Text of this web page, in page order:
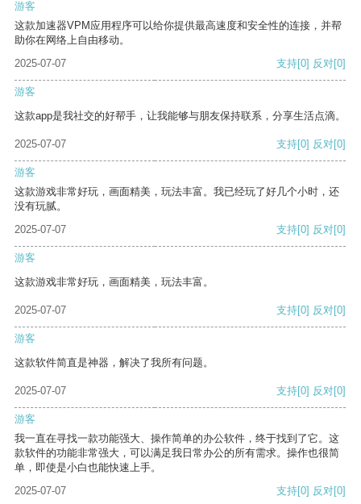
游客
这款加速器VPM应用程序可以给你提供最高速度和安全性的连接，并帮
助你在网络上自由移动。
2025-07-07
支持[0] 反对[0]
游客
这款app是我社交的好帮手，让我能够与朋友保持联系，分享生活点滴。
2025-07-07 支持[0] 反对[0]
游客
这款游戏非常好玩，画面精美，玩法丰富。我已经玩了好几个小时，还
没有玩腻。
2025-07-07
支持[0] 反对[0]
游客
这款游戏非常好玩，画面精美，玩法丰富。
2025-07-07 支持[0] 反对[0]
游客
这款软件简直是神器，解决了我所有问题。
2025-07-07 支持[0] 反对[0]
游客
我一直在寻找一款功能强大、操作简单的办公软件，终于找到了它。这
款软件的功能非常强大，可以满足我日常办公的所有需求。操作也很简
单，即使是小白也能快速上手。
2025-07-07
支持[0] 反对[0]